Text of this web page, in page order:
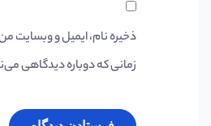
ذخیره نام، ایمیل و وبسایت
زمانی که دوباره دیدگاهی